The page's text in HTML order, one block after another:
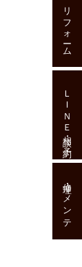
リフォーム
ＬＩＮＥ相談･予約
修理･メンテ